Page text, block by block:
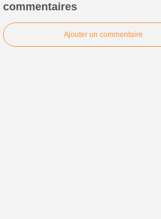
commentaires
Ajouter un commentaire